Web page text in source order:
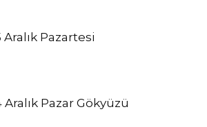
Aralık Pazartesi
Aralık Pazar Gökyüzü